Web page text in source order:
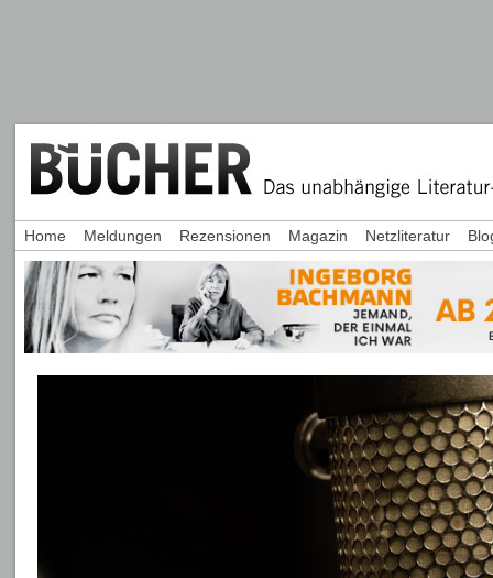
Home Meldungen Rezensionen Magazin Netzliteratur